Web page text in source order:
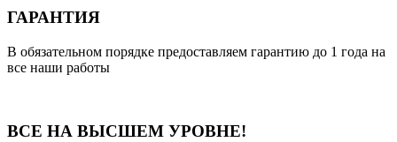
ГАРАНТИЯ
В обязательном порядке предоставляем гарантию до 1 года на
все наши работы
ВСЕ НА ВЫСШЕМ УРОВНЕ!